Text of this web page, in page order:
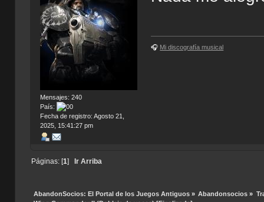
Mensajes: 240
País:
Fecha de registro: Agosto 21,
2025, 15:41:27 pm
🎧 Mi discografía musical
Páginas: [ 1] Ir Arriba
AbandonSocios: El Portal de los Juegos Antiguos» Abandonsocios »